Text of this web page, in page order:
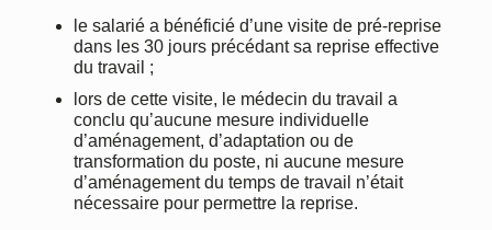
le salarié a bénéficié d’une visite de pré-reprise
dans les 30 jours précédant sa reprise effective
du travail ;
lors de cette visite, le médecin du travail a
conclu qu’aucune mesure individuelle
d’aménagement, d’adaptation ou de
transformation du poste, ni aucune mesure
d’aménagement du temps de travail n’était
nécessaire pour permettre la reprise.